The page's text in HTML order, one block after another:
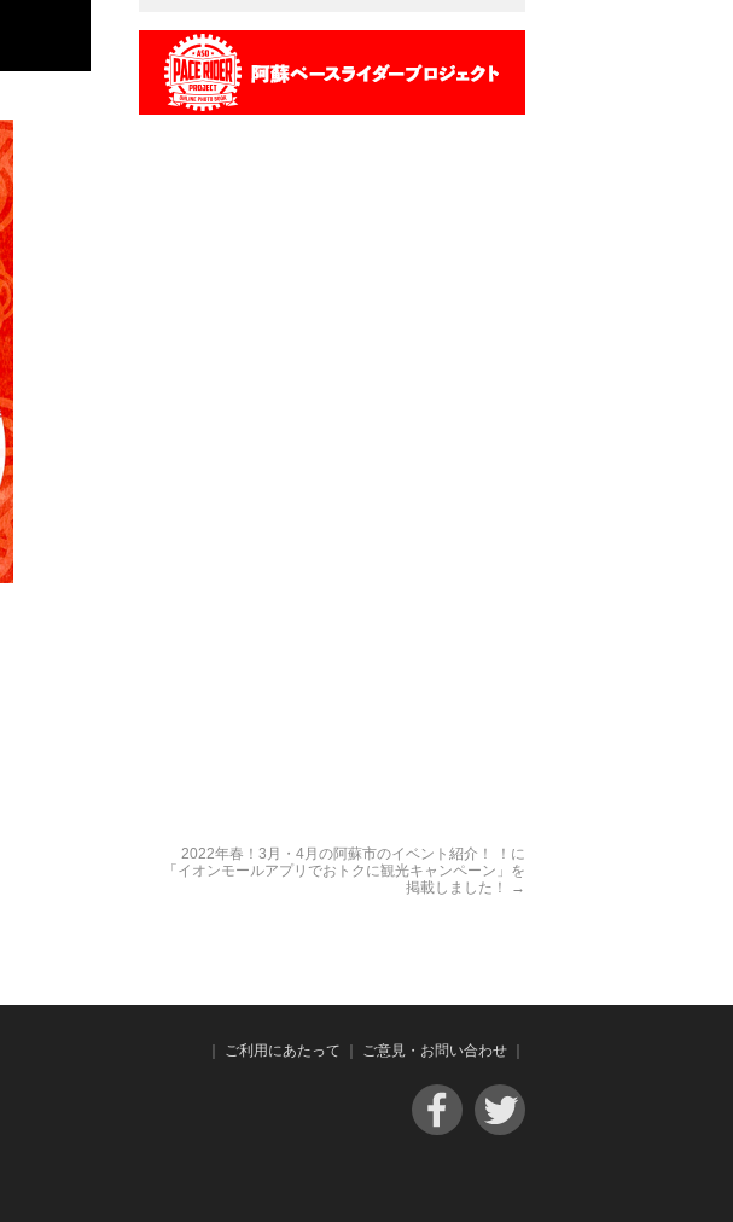
2022年春！3月・4月の阿蘇市のイベント紹介！ ！に
「イオンモールアプリでおトクに観光キャンペーン」を
掲載しました！
→
ご利用にあたって ご意見・お問い合わせ